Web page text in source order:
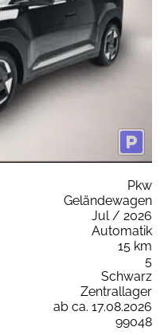
Pkw
Geländewagen
Jul / 2026
Automatik
15 km
5
Schwarz
Zentrallager
ab ca. 17.08.2026
99048